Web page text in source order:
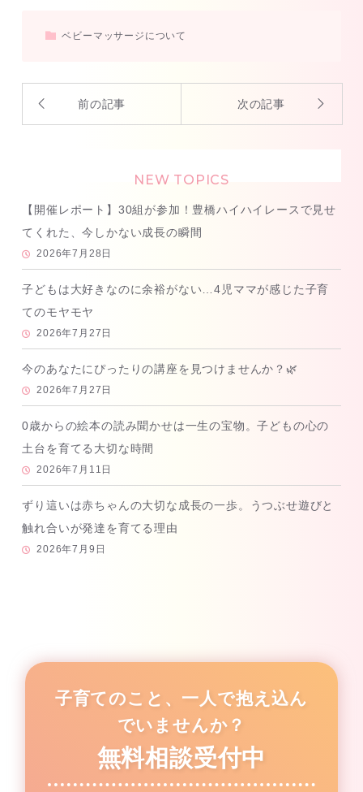
ベビーマッサージについて
前の記事 次の記事
NEW TOPICS
【開催レポート】30組が参加！豊橋ハイハイレースで見せ
てくれた、今しかない成長の瞬間
2026年7月28日
子どもは大好きなのに余裕がない…4児ママが感じた子育
てのモヤモヤ
2026年7月27日
今のあなたにぴったりの講座を見つけませんか？🌿
2026年7月27日
0歳からの絵本の読み聞かせは一生の宝物。子どもの心の
土台を育てる大切な時間
2026年7月11日
ずり這いは赤ちゃんの大切な成長の一歩。うつぶせ遊びと
触れ合いが発達を育てる理由
2026年7月9日
子育てのこと、一人で抱え込ん
でいませんか？
無料相談受付中